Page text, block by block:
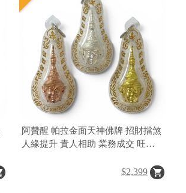
阿贊醒 帕拉金面天神佛牌 招財擋煞
人緣提升 貴人相助 業務成交 旺事
$2,399